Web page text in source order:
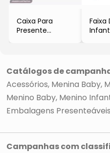
Caixa Para
Presente
- 8x30x20cm
Faixa
-
Catálogos de
Acessórios Menina Baby
Menino Baby Menino
Embalagens Presenteáveis
Campanhas com